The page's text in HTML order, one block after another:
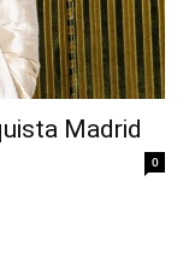
Madrid
0